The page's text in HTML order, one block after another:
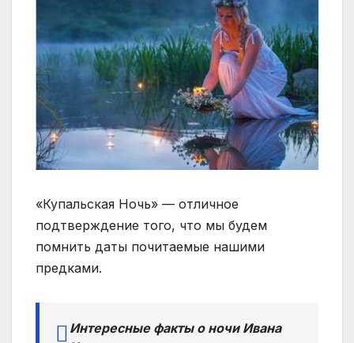
«Купальская Ночь» — отличное
подтверждение того, что мы будем
помнить даты почитаемые нашими
предками.
Интересные факты о ночи Ивана